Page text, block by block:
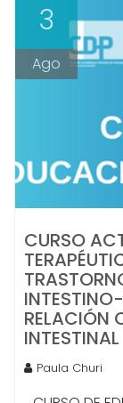
3
Ago
CURSO
RELACIÓN
INTESTINAL
Paula Churi